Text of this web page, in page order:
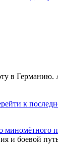
в
и боевой